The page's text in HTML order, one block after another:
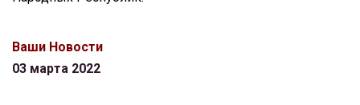
Ваши Новости
03 марта 2022